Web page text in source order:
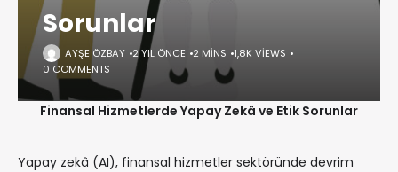
Sorunlar
AYŞE ÖZBAY 2 YIL ÖNCE 2 MINS 1,8K VIEWS
0 COMMENTS
Finansal Hizmetlerde Yapay Zekâ ve Etik Sorunlar
Yapay zekâ (AI), finansal hizmetler sektöründe devrim